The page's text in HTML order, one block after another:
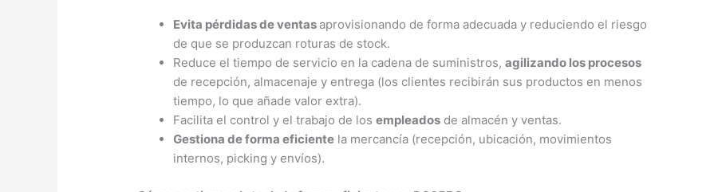
Evita pérdidas de ventas aprovisionando de forma adecuada y reduciendo el riesgo
de que se produzcan roturas de stock.
Reduce el tiempo de servicio en la cadena de suministros,agilizando los procesos
de recepción, almacenaje y entrega (los clientes recibirán sus productos en menos
tiempo, lo que añade valor extra).
Facilita el control y el trabajo de losempleados de almacén y ventas.
Gestiona de forma eficiente la mercancía (recepción, ubicación, movimientos
internos, picking y envíos).